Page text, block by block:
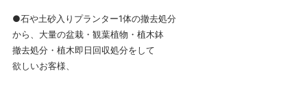
●石や土砂入りプランター1体の撤去処分
から、大量の盆栽・観葉植物・植木鉢
撤去処分・植木即日回収処分をして
欲しいお客様、